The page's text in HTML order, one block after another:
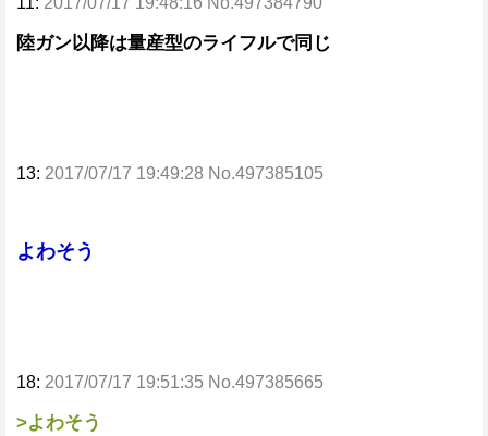
陸ガン以降は量産型のライフルで同じ
13: 2017/07/17 19:49:28 No.497385105
よわそう
18: 2017/07/17 19:51:35 No.497385665
>よわそう